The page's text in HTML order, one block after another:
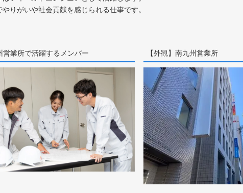
りがいや社会貢献を感じられる仕事です。
営業所で活躍するメンバー 【外観】南九州営業所